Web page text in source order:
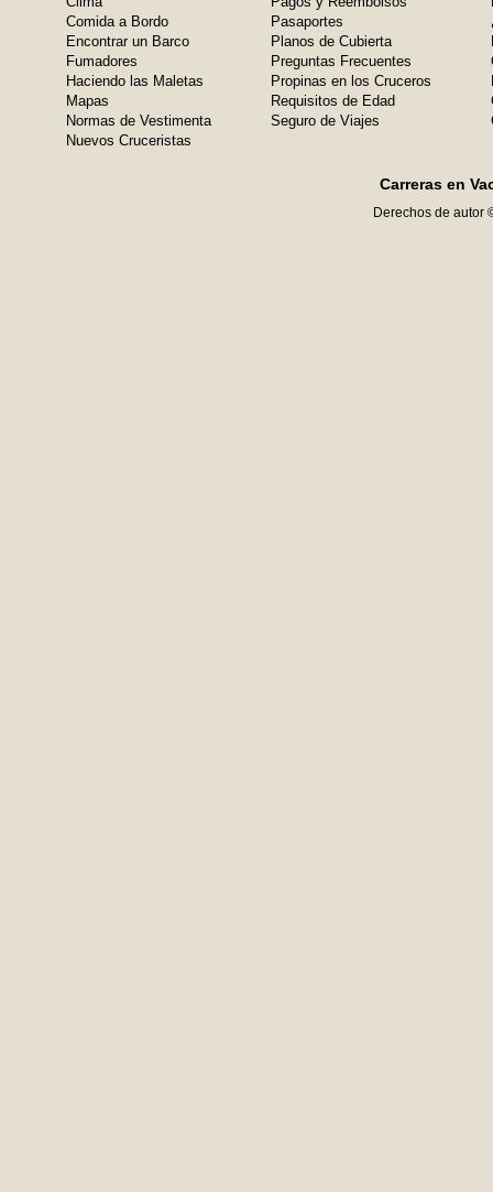
Comida a Bordo
Encontrar un Barco
Fumadores
Haciendo las Maletas
Mapas
Normas de Vestimenta
Nuevos Cruceristas
Pasaportes
Planos de Cubierta
Preguntas Frecuentes
Propinas en los Cruceros
Requisitos de Edad
Seguro de Viajes
Carreras en
Derechos de autor